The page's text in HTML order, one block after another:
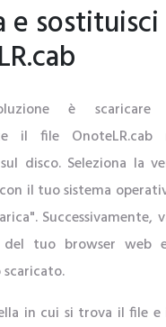
e
è
il file OnoteLR.cab
disco. Seleziona la
il tuo sistema
Successivamente,
del tuo browser web
scaricato.
in cui si trova il file